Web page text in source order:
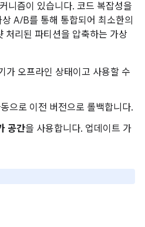
니즘이 있습니다. 코드 복잡성을
A/B를 통해 통합되어 최소한의
처리된 파티션을 압축하는 가상
가 오프라인 상태이고 사용할 수
으로 이전 버전으로 롤백합니다.
공간을 사용합니다. 업데이트 가